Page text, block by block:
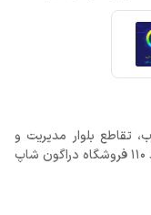
تقاطع بلوار مدیریت و